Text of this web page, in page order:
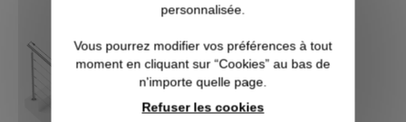
personnalisée.
Vous pourrez modifier vos préférences à tout
moment en cliquant sur “Cookies” au bas de
n'importe quelle page.
Refuser les cookies